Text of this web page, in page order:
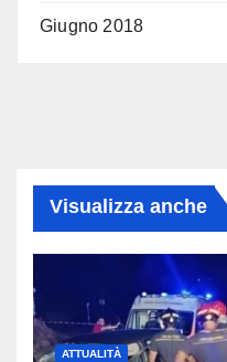
Giugno 2018
Visualizza anche
ATTUALITÀ